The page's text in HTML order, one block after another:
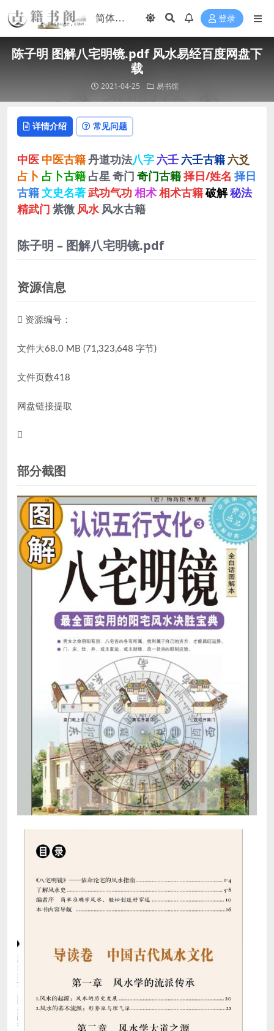
登录
陈子明 图解八宅明镜.pdf 风水易经百度网盘下
载
2021-04-25 易书馆
详情介绍 常见问题
中医 中医古籍丹道功法八字 六壬 六壬古籍 六爻
占卜 占卜古籍 占星 奇门 奇门古籍择日/姓名 择日
古籍文史名著武功气功 相术相术古籍破解秘法
精武门 紫微 风水 风水古籍
陈子明 – 图解八宅明镜.pdf
资源信息
资源编号：
文件大68.0 MB (71,323,648 字节)
文件页数418
网盘链接提取
部分截图